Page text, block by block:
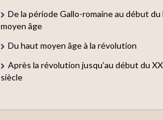
De la période Gallo-romaine au début du
moyen âge
Du haut moyen âge à la révolution
Après la révolution jusqu’au début du
siècle